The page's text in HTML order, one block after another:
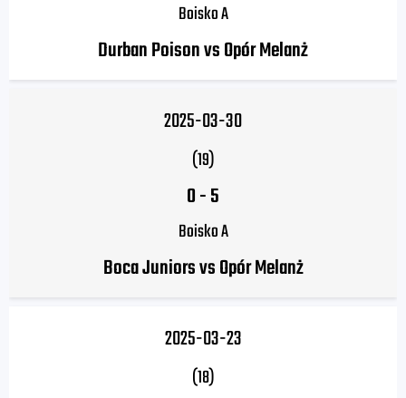
Boisko A
Durban Poison vs Opór Melanż
2025-03-30
(19)
0-5
Boisko A
Boca Juniors vs Opór Melanż
2025-03-23
(18)